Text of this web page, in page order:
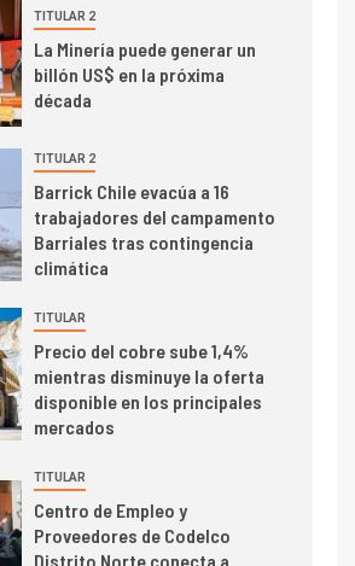
PIB minero impacta el
crecimiento regional: Banco
trimestre
I+D
Informe bimensual de
Cochilco: precio del cobre
alcanza máximos por escasez
I+D
Estudio revela cómo el precio
del cobre y educación superior
se relacionan en zonas
mineras
I+D
BHP proyecta producción de
cobre cercana a 2 millones de
TITULAR 2
La Minería puede generar un
billón US$ en la próxima
década
TITULAR 2
Barrick Chile evacúa a 16
trabajadores del campamento
Barriales tras contingencia
climática
TITULAR
Precio del cobre sube 1,4%
mientras disminuye la oferta
disponible en los principales
mercados
TITULAR
Centro de Empleo y
Proveedores de Codelco
Distrito Norte conecta a